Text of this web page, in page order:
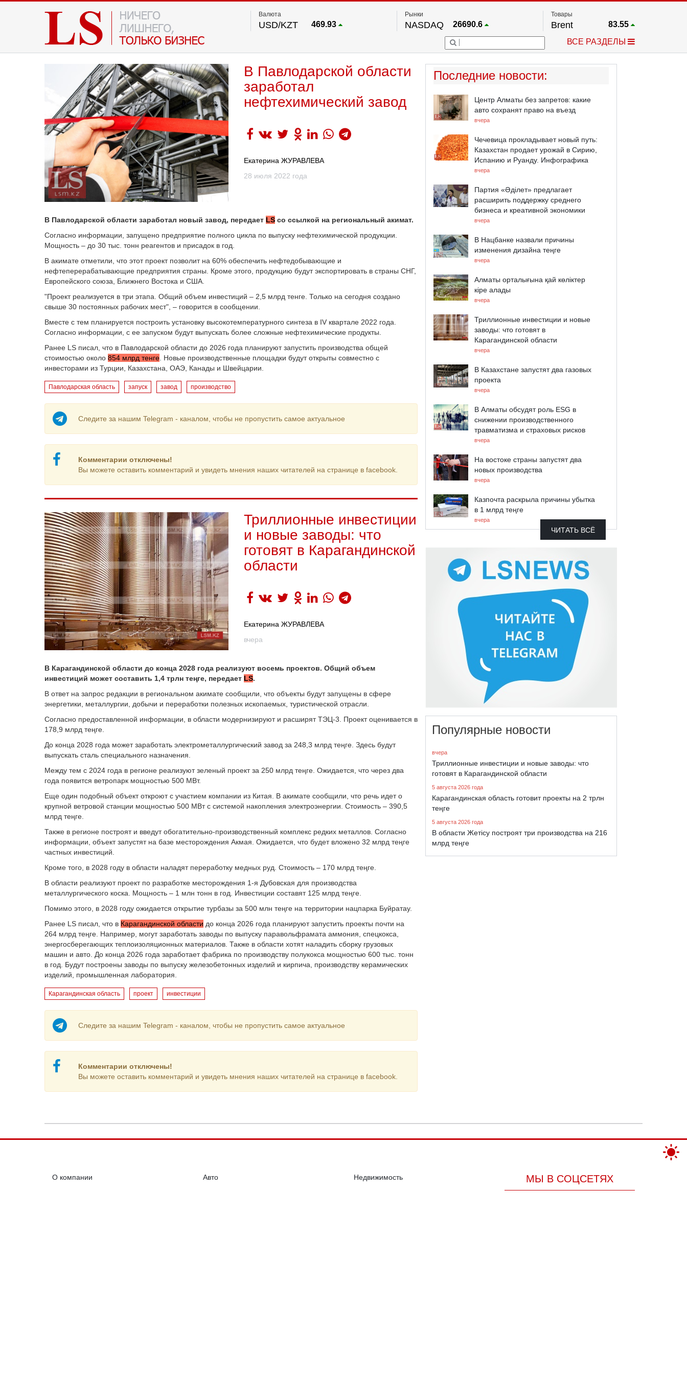
Валюта
USD/KZT 469.93
Рынки
NASDAQ 26690.6
FTSE 100 67.17
54036.9
S&P 500
24595.2
Товары
Brent 83.55
Платина
2.662
ВСЕ РАЗДЕЛЫ
В Павлодарской области
заработал
нефтехимический завод
Екатерина ЖУРАВЛЕВА
28 июля 2022 года
В Павлодарской области заработал новый завод, передает LS со ссылкой на региональный акимат.
Согласно информации, запущено предприятие полного цикла по выпуску нефтехимической продукции.
Мощность – до 30 тыс. тонн реагентов и присадок в год.
В акимате отметили, что этот проект позволит на 60% обеспечить нефтедобывающие и
нефтеперерабатывающие предприятия страны. Кроме этого, продукцию будут экспортировать в страны СНГ,
Европейского союза, Ближнего Востока и США.
"Проект реализуется в три этапа. Общий объем инвестиций – 2,5 млрд тенге. Только на сегодня создано
свыше 30 постоянных рабочих мест", – говорится в сообщении.
Вместе с тем планируется построить установку высокотемпературного синтеза в IV квартале 2022 года.
Согласно информации, с ее запуском будут выпускать более сложные нефтехимические продукты.
Ранее LS писал, что в Павлодарской области до 2026 года планируют запустить производства общей
стоимостью около 854 млрд тенге . Новые производственные площадки будут открыты совместно с
инвесторами из Турции, Казахстана, ОАЭ, Канады и Швейцарии.
Павлодарская область запуск завод производство
Следите за нашим Telegram - каналом, чтобы не пропустить самое актуальное
Комментарии отключены!
Вы можете оставить комментарий и увидеть мнения наших читателей на странице в facebook.
Триллионные инвестиции
и новые заводы: что
готовят в Карагандинской
области
Екатерина ЖУРАВЛЕВА
вчера
В Карагандинской области до конца 2028 года реализуют восемь проектов. Общий объем
инвестиций может составить 1,4 трлн теңге, передает LS.
В ответ на запрос редакции в региональном акимате сообщили, что объекты будут запущены в сфере
энергетики, металлургии, добычи и переработки полезных ископаемых, туристической отрасли.
Согласно предоставленной информации, в области модернизируют и расширят ТЭЦ-3. Проект оценивается в
178,9 млрд теңге.
До конца 2028 года может заработать электрометаллургический завод за 248,3 млрд теңге. Здесь будут
выпускать сталь специального назначения.
Между тем с 2024 года в регионе реализуют зеленый проект за 250 млрд теңге. Ожидается, что через два
года появится ветропарк мощностью 500 МВт.
Еще один подобный объект откроют с участием компании из Китая. В акимате сообщили, что речь идет о
крупной ветровой станции мощностью 500 МВт с системой накопления электроэнергии. Стоимость – 390,5
млрд теңге.
Также в регионе построят и введут обогатительно-производственный комплекс редких металлов. Согласно
информации, объект запустят на базе месторождения Акмая. Ожидается, что будет вложено 32 млрд теңге
частных инвестиций.
Кроме того, в 2028 году в области наладят переработку медных руд. Стоимость – 170 млрд теңге.
В области реализуют проект по разработке месторождения 1-я Дубовская для производства
металлургического коска. Мощность – 1 млн тонн в год. Инвестиции составят 125 млрд теңге.
Помимо этого, в 2028 году ожидается открытие турбазы за 500 млн теңге на территории нацпарка Буйратау.
Ранее LS писал, что в Карагандинской области до конца 2026 года планируют запустить проекты почти на
264 млрд теңге. Например, могут заработать заводы по выпуску паравольфрамата аммония, спецкокса,
энергосберегающих теплоизоляционных материалов. Также в области хотят наладить сборку грузовых
машин и авто. До конца 2026 года заработает фабрика по производству полукокса мощностью 600 тыс. тонн
в год. Будут построены заводы по выпуску железобетонных изделий и кирпича, производству керамических
изделий, промышленная лаборатория.
Карагандинская область проект инвестиции
Следите за нашим Telegram - каналом, чтобы не пропустить самое актуальное
Комментарии отключены!
Вы можете оставить комментарий и увидеть мнения наших читателей на странице в facebook.
Последние новости:
Центр Алматы без запретов: какие
авто сохранят право на въезд
вчера
Чечевица прокладывает новый путь:
Казахстан продает урожай в Сирию,
Испанию и Руанду. Инфографика
вчера
Партия «Әділет» предлагает
расширить поддержку среднего
бизнеса и креативной экономики
вчера
В Нацбанке назвали причины
изменения дизайна теңге
вчера
Алматы орталығына қай көліктер
кіре алады
вчера
Триллионные инвестиции и новые
заводы: что готовят в
Карагандинской области
вчера
В Казахстане запустят два газовых
проекта
вчера
В Алматы обсудят роль ESG в
снижении производственного
травматизма и страховых рисков
вчера
На востоке страны запустят два
новых производства
вчера
Казпочта раскрыла причины убытка
в 1 млрд теңге
вчера
ЧИТАТЬ ВСЁ
Популярные новости
вчера
Триллионные инвестиции и новые заводы: что
готовят в Карагандинской области
5 августа 2026 года
Карагандинская область готовит проекты на 2 трлн
теңге
5 августа 2026 года
В области Жетісу построят три производства на 216
млрд теңге
О компании Авто Недвижимость МЫ В СОЦСЕТЯХ